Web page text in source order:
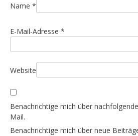
i
o
n
Name *
E-Mail-Adresse *
Website
Benachrichtige mich über
Mail.
Benachrichtige mich über neue